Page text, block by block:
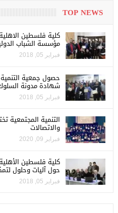
TOP NEWS
كلية فلسطين
مؤسسة الشباب
فبراير 05, 2018
حصول جمعية
شهادة مدونة
فبراير 05, 2018
التنمية المجتمعية
والاتصالات
فبراير 09, 2020
كلية فلسطين
حول آليات وحلول
فبراير 05, 2018